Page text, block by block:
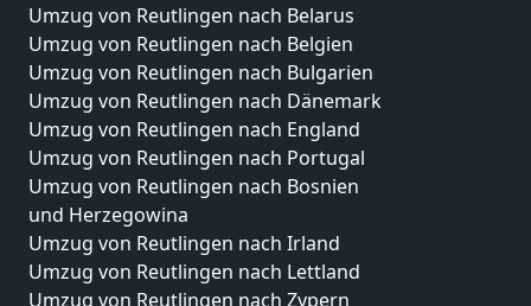
Umzug von Reutlingen nach Belarus
Umzug von Reutlingen nach Belgien
Umzug von Reutlingen nach Bulgarien
Umzug von Reutlingen nach Dänemark
Umzug von Reutlingen nach England
Umzug von Reutlingen nach Portugal
Umzug von Reutlingen nach Bosnien
und Herzegowina
Umzug von Reutlingen nach Irland
Umzug von Reutlingen nach Lettland
Umzug von Reutlingen nach Zypern